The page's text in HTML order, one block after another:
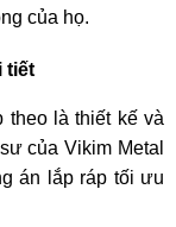
của họ.
tiết
theo là thiết kế và
của Vikim Metal
án lắp ráp tối ưu